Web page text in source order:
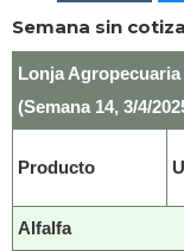
Semana sin
Lonja
(Semana 14, 3/4/
Producto
Alfalfa